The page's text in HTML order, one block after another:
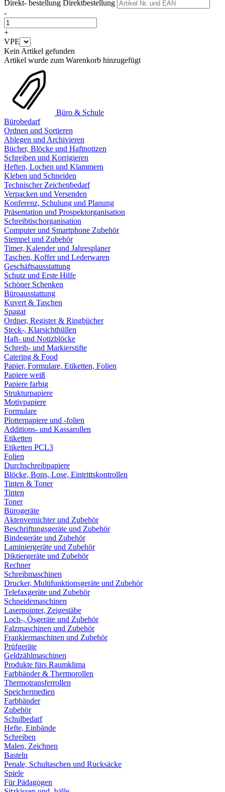
Direkt- bestellung Direktbestellung
-
+
VPE
Kein Artikel gefunden
Artikel wurde zum Warenkorb hinzugefügt
Büro & Schule
Bürobedarf
Ordnen und Sortieren
Ablegen und Archivieren
Bücher, Blöcke und Haftnotizen
Schreiben und Korrigieren
Heften, Lochen und Klammern
Kleben und Schneiden
Technischer Zeichenbedarf
Verpacken und Versenden
Konferenz, Schulung und Planung
Präsentation und Prospektorganisation
Schreibtischorganisation
Computer und Smartphone Zubehör
Stempel und Zubehör
Timer, Kalender und Jahresplaner
Taschen, Koffer und Lederwaren
Geschäftsausstattung
Schutz und Erste Hilfe
Schöner Schenken
Büroausstattung
Kuvert & Taschen
Spagat
Ordner, Register & Ringbücher
Steck-, Klarsichthüllen
Haft- und Notizblöcke
Schreib- und Markierstifte
Catering & Food
Papier, Formulare, Etiketten, Folien
Papiere weiß
Papiere farbig
Strukturpapiere
Motivpapiere
Formulare
Plotterpapiere und -folien
Additions- und Kassarollen
Etiketten
Etiketten PCL3
Folien
Durchschreibpapiere
Blöcke, Bons, Lose, Eintrittskontrollen
Tinten & Toner
Tinten
Toner
Bürogeräte
Aktenvernichter und Zubehör
Beschriftungsgeräte und Zubehör
Bindegeräte und Zubehör
Laminiergeräte und Zubehör
Diktiergeräte und Zubehör
Rechner
Schreibmaschinen
Drucker, Multifunktionsgeräte und Zubehör
Telefaxgeräte und Zubehör
Schneidemaschinen
Laserpointer, Zeigestäbe
Loch-, Ösgeräte und Zubehör
Falzmaschinen und Zubehör
Frankiermaschinen und Zubehör
Prüfgeräte
Geldzählmaschinen
Produkte fürs Raumklima
Farbbänder & Thermorollen
Thermotransferrollen
Speichermedien
Farbbänder
Zubehör
Schulbedarf
Hefte, Einbände
Schreiben
Malen, Zeichnen
Basteln
Penale, Schultaschen und Rucksäcke
Spiele
Für Pädagogen